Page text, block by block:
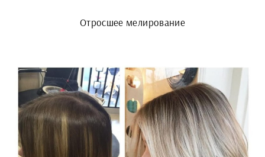
Отросшее мелирование